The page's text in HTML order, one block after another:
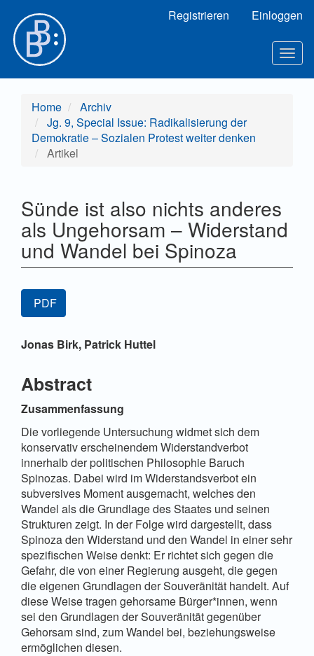
Hauptinhalt
Sidebar
Registrieren Einloggen
Home
Archiv
Jg. 9, Special Issue: Radikalisierung der
Demokratie – Sozialen Protest weiter denken
Artikel
Sünde ist also nichts anderes
als Ungehorsam – Widerstand
und Wandel bei Spinoza
Artikel-
Sidebar
PDF
Hauptsächlicher
Jonas Birk, Patrick Huttel
Abstract
Zusammenfassung
Die vorliegende Untersuchung widmet sich dem
konservativ erscheinendem Widerstandverbot
innerhalb der politischen Philosophie Baruch
Spinozas. Dabei wird im Widerstandsverbot ein
subversives Moment ausgemacht, welches den
Wandel als die Grundlage des Staates und seinen
Strukturen zeigt. In der Folge wird dargestellt, dass
Spinoza den Widerstand und den Wandel in einer sehr
spezifischen Weise denkt: Er richtet sich gegen die
Gefahr, die von einer Regierung ausgeht, die gegen
die eigenen Grundlagen der Souveränität handelt. Auf
diese Weise tragen gehorsame Bürger*innen, wenn
sei den Grundlagen der Souveränität gegenüber
Gehorsam sind, zum Wandel bei, beziehungsweise
ermöglichen diesen.